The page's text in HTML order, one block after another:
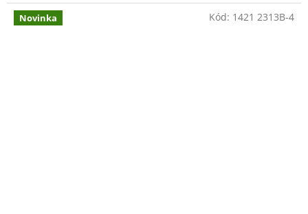
Novinka Kód: 1421 2313B-4